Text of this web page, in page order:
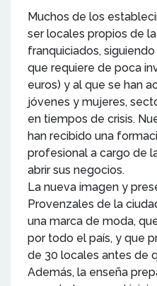
Muchos de los
ser locales propios de
franquiciados,
que requiere de poca
euros) y al que se han
jóvenes y mujeres,
en tiempos de crisis.
han recibido una
profesional a cargo de
abrir sus negocios.
La nueva imagen y
Provenzales de la
una marca de moda,
por todo el país, y que
de 30 locales antes de
Además, la enseña